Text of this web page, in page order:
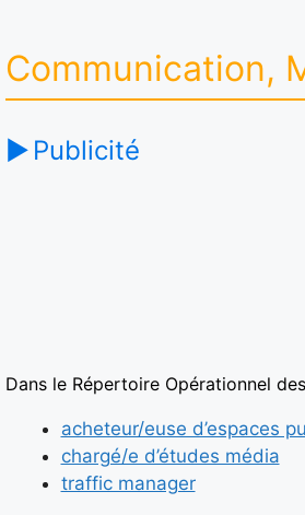
Communication,
Publicité
Dans le Répertoire Opérationnel
acheteur/euse d’espaces
chargé/e d’études média
traffic manager